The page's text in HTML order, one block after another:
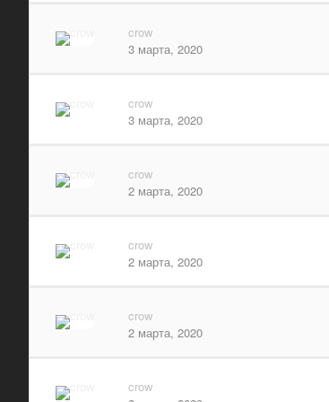
crow
3 марта, 2020
crow
3 марта, 2020
crow
2 марта, 2020
crow
2 марта, 2020
crow
2 марта, 2020
crow